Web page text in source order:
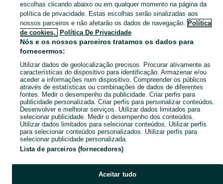
Navegue pelos últimos anúncios de Roupinhas em Alto Do Seixalinho, Santo André E Verderena no OLX Portugal. Compre e venda produtos locais com facilidade e segurança. Mostrar
Mapa do site
Mapa das freguesias
Mapa de mini-sites
Pesquisas populares
escolhas clicando abaixo ou em qualquer momento na página da
política de privacidade. Estas escolhas serão sinalizadas aos
nossos parceiros e não afetarão os dados de navegação. Política
de cookies,
Política De Privacidade
Nós e os nossos parceiros tratamos os dados para
fornecermos:
Utilizar dados de geolocalização precisos. Procurar ativamente as
características do dispositivo para identificação. Armazenar e/ou
aceder a informações num dispositivo. Compreender os públicos
através de estatísticas ou combinações de dados de diferentes
fontes. Medir o desempenho da publicidade. Criar perfis para
publicidade personalizada. Criar perfis para personalizar conteúdos.
Desenvolver e melhorar serviços. Utilizar dados limitados para
selecionar publicidade. Medir o desempenho dos conteúdos.
Utilizar dados limitados para selecionar conteúdos. Utilizar perfis
para selecionar conteúdos personalizados. Utilizar perfis para
selecionar publicidade personalizada.
Lista de parceiros (fornecedores)
Aceitar tudo